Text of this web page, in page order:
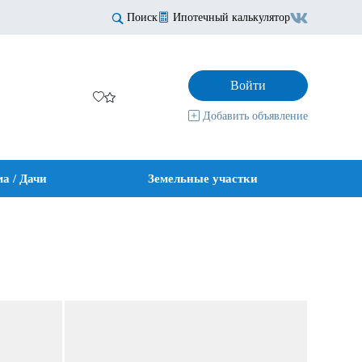
Поиск Ипотечный калькулятор
Войти
Добавить объявление
/ Дачи Земельные участки